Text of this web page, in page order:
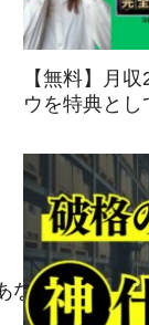
たの性格・
【無料】月
ウを特典とし